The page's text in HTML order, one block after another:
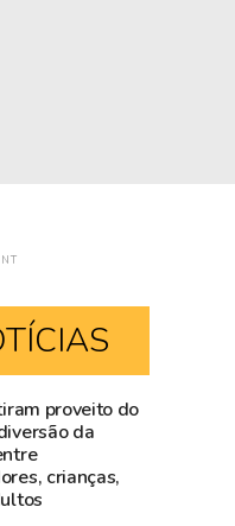
proveito do
da
crianças,